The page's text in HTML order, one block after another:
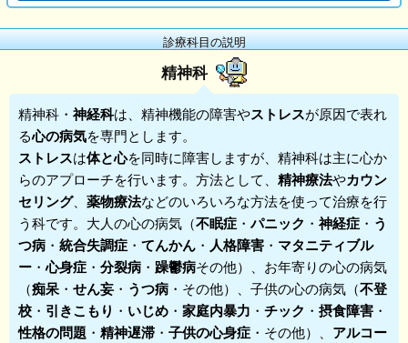
診療科目の説明
精神科
精神科 ・ 神経科は、精神機能の障害やストレスが原因で表れ
る心の病気を専門とします。
ストレスは体と心を同時に障害しますが、精神科は主に心か
らのアプローチを行います。方法として、 精神療法やカウン
セリング、 薬物療法などのいろいろな方法を使って治療を行
う科です。大人の心の病気（不眠症 ・パニック ・ 神経症 ・ う
つ病 ・ 統合失調症 ・ てんかん ・ 人格障害 ・ マタニティブル
ー ・心身症 ・ 分裂病 ・ 躁鬱病その他）、お年寄りの心の病気
（痴呆 ・ せん妄 ・ うつ病 ・その他）、子供の心の病気（不登
校 ・ 引きこもり ・ いじめ ・ 家庭内暴力 ・ チック ・ 摂食障害 ・
性格の問題 ・ 精神遅滞 ・ 子供の心身症 ・その他）、 アルコー